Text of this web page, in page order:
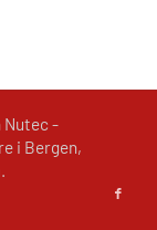
Nutec -
i Bergen,